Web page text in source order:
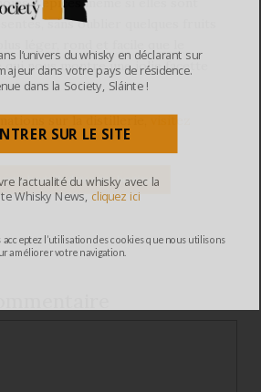
sans oublier quelques fruits
qui nous montre une jolie facette
sur la distillerie,visitez
l’univers du whisky en déclarant sur
dans votre pays de résidence.
dans la Society, Sláinte !
SUR LE SITE
l’utilisation des cookies que nous utilisons
améliorer votre navigation.
l’actualité du whisky avec la
Whisky News, cliquez ici